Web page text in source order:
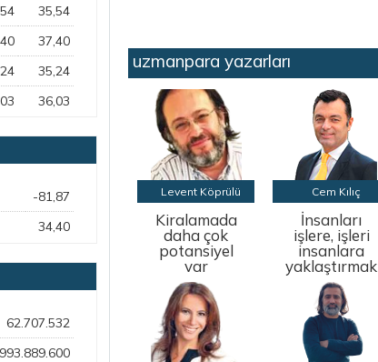
35,54
37,40
35,24
36,03
-81,87
34,40
62.707.532
uzmanpara yazarları
Levent Köprülü
Kiralamada
daha çok
potansiyel
var
Cem Kılıç
İnsanları
işlere, işleri
insanlara
yaklaştırmak